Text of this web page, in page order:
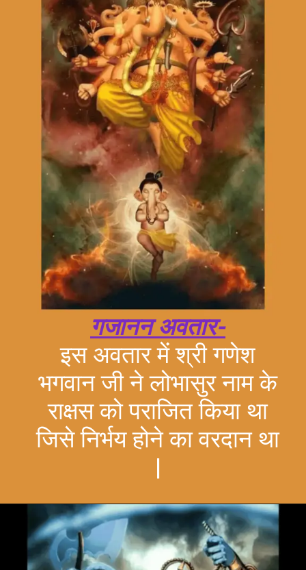
गजानन अवतार-
इस अवतार में श्री गणेश
भगवान जी ने लोभासुर नाम के
राक्षस को पराजित किया था
जिसे निर्भय होने का वरदान था
|